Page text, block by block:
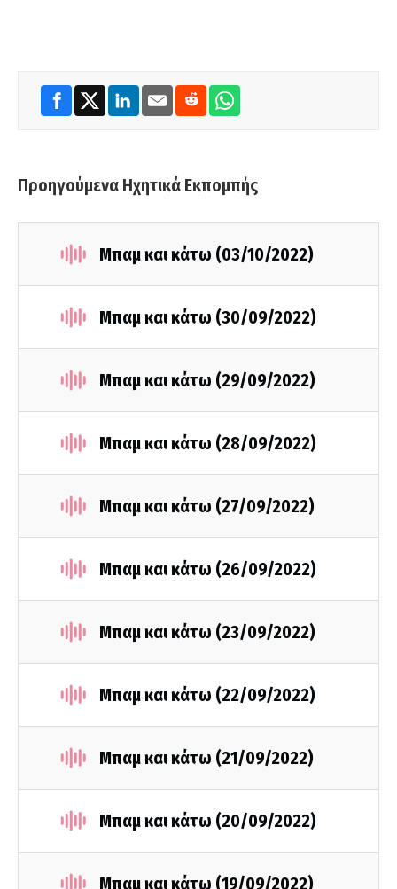
Προηγούμενα Ηχητικά Εκπομπής
Μπαμ και κάτω (03/10/2022)
Μπαμ και κάτω (30/09/2022)
Μπαμ και κάτω (29/09/2022)
Μπαμ και κάτω (28/09/2022)
Μπαμ και κάτω (27/09/2022)
Μπαμ και κάτω (26/09/2022)
Μπαμ και κάτω (23/09/2022)
Μπαμ και κάτω (22/09/2022)
Μπαμ και κάτω (21/09/2022)
Μπαμ και κάτω (20/09/2022)
Μπαμ και κάτω (19/09/2022)